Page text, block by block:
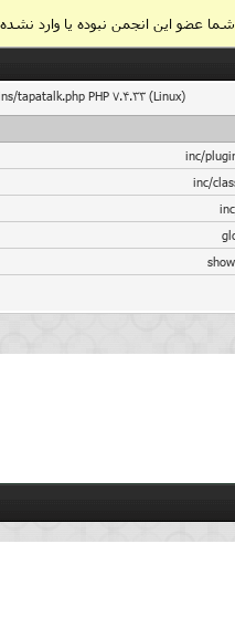
شما عضو این انجمن نبوده یا وارد
tapatalk.php PHP 7.4.33 (Linux)